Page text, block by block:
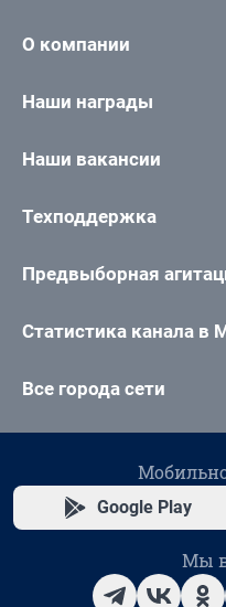
О компании
Наши награды
Наши вакансии
Техподдержка
Предвыборная
Статистика канала в
Все города сети
Google Play
Мы в